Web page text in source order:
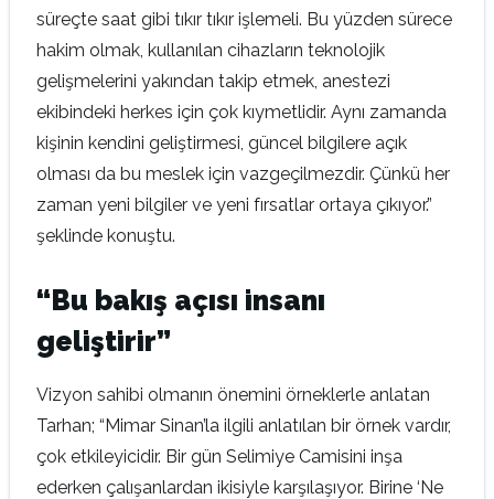
süreçte saat gibi tıkır tıkır işlemeli. Bu yüzden sürece
hakim olmak, kullanılan cihazların teknolojik
gelişmelerini yakından takip etmek, anestezi
ekibindeki herkes için çok kıymetlidir. Aynı zamanda
kişinin kendini geliştirmesi, güncel bilgilere açık
olması da bu meslek için vazgeçilmezdir. Çünkü her
zaman yeni bilgiler ve yeni fırsatlar ortaya çıkıyor.”
şeklinde konuştu.
“Bu bakış açısı insanı
geliştirir”
Vizyon sahibi olmanın önemini örneklerle anlatan
Tarhan; “Mimar Sinan’la ilgili anlatılan bir örnek vardır,
çok etkileyicidir. Bir gün Selimiye Camisini inşa
ederken çalışanlardan ikisiyle karşılaşıyor. Birine ‘Ne